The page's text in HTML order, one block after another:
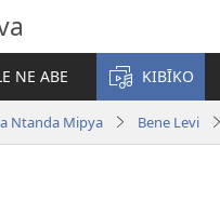
NE ABE KIBĪKO
Ntanda Mipya Bene Levi